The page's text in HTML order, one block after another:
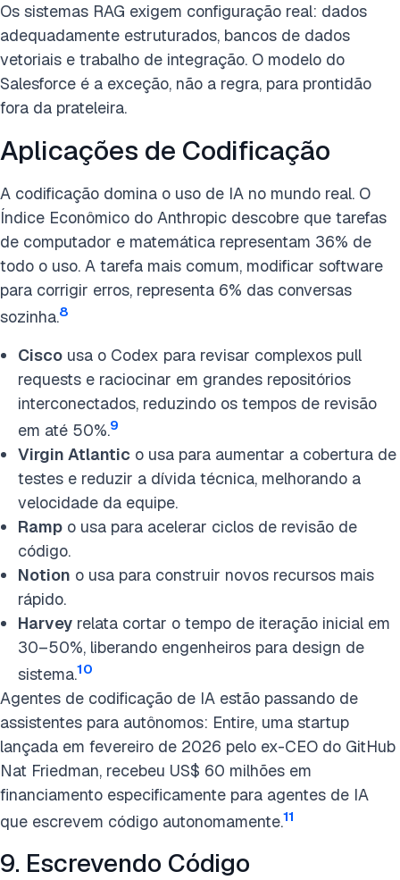
Os sistemas RAG exigem configuração real: dados
adequadamente estruturados, bancos de dados
vetoriais e trabalho de integração. O modelo do
Salesforce é a exceção, não a regra, para prontidão
fora da prateleira.
Aplicações de Codificação
A codificação domina o uso de IA no mundo real. O
Índice Econômico do Anthropic descobre que tarefas
de computador e matemática representam 36% de
todo o uso. A tarefa mais comum, modificar software
para corrigir erros, representa 6% das conversas
sozinha.8
Cisco usa o Codex para revisar complexos pull
requests e raciocinar em grandes repositórios
interconectados, reduzindo os tempos de revisão
em até 50%.9
Virgin Atlantic o usa para aumentar a cobertura de
testes e reduzir a dívida técnica, melhorando a
velocidade da equipe.
Ramp o usa para acelerar ciclos de revisão de
código.
Notion o usa para construir novos recursos mais
rápido.
Harvey relata cortar o tempo de iteração inicial em
30–50%, liberando engenheiros para design de
sistema.10
Agentes de codificação de IA estão passando de
assistentes para autônomos: Entire, uma startup
lançada em fevereiro de 2026 pelo ex-CEO do GitHub
Nat Friedman, recebeu US$ 60 milhões em
financiamento especificamente para agentes de IA
que escrevem código autonomamente.11
9. Escrevendo Código